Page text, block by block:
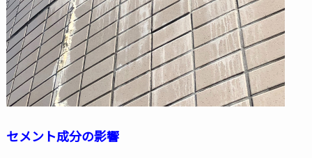
セメント成分の影響